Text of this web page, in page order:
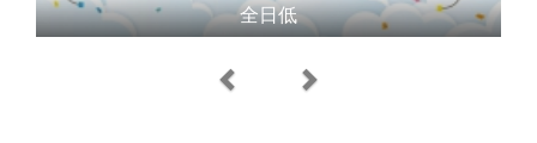
全日低
PreviousNext